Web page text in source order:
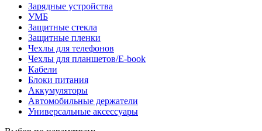
Зарядные устройства
УМБ
Защитные стекла
Защитные пленки
Чехлы для телефонов
Чехлы для планшетов/E-book
Кабели
Блоки питания
Аккумуляторы
Автомобильные держатели
Универсальные аксессуары